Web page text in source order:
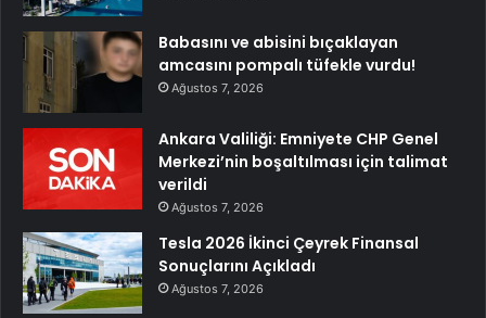
Babasını ve abisini bıçaklayan
amcasını pompalı tüfekle vurdu!
Ağustos 7, 2026
Ankara Valiliği: Emniyete CHP Genel
Merkezi’nin boşaltılması için talimat
verildi
Ağustos 7, 2026
Tesla 2026 İkinci Çeyrek Finansal
Sonuçlarını Açıkladı
Ağustos 7, 2026